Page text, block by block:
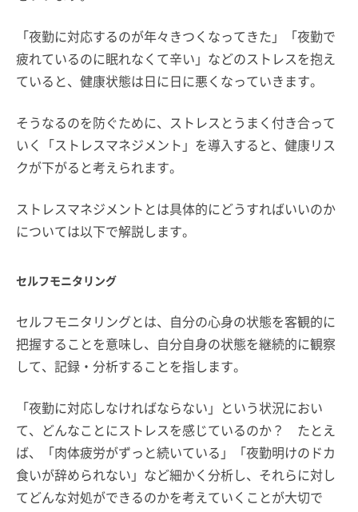
「夜勤に対応するのが年々きつくなってきた」「夜勤で
疲れているのに眠れなくて辛い」などのストレスを抱え
ていると、健康状態は日に日に悪くなっていきます。
そうなるのを防ぐために、ストレスとうまく付き合って
いく「ストレスマネジメント」を導入すると、健康リス
クが下がると考えられます。
ストレスマネジメントとは具体的にどうすればいいのか
については以下で解説します。
セルフモニタリング
セルフモニタリングとは、自分の心身の状態を客観的に
把握することを意味し、自分自身の状態を継続的に観察
して、記録・分析することを指します。
「夜勤に対応しなければならない」という状況におい
て、どんなことにストレスを感じているのか？ たとえ
ば、「肉体疲労がずっと続いている」「夜勤明けのドカ
食いが辞められない」など細かく分析し、それらに対し
てどんな対処ができるのかを考えていくことが大切で